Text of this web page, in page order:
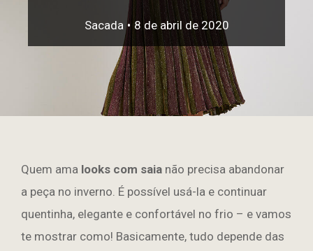
Sacada • 8 de abril de 2020
Quem ama looks com saia não precisa abandonar
a peça no inverno. É possível usá-la e continuar
quentinha, elegante e confortável no frio – e vamos
te mostrar como! Basicamente, tudo depende das